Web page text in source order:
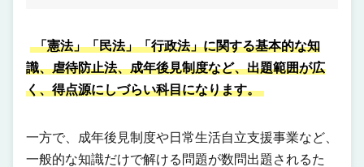
「憲法」「民法」「行政法」に関する基本的な知
識、虐待防止法、成年後見制度など、出題範囲が広
く、得点源にしづらい科目になります。
一方で、成年後見制度や日常生活自立支援事業など、
一般的な知識だけで解ける問題が数問出題されるた